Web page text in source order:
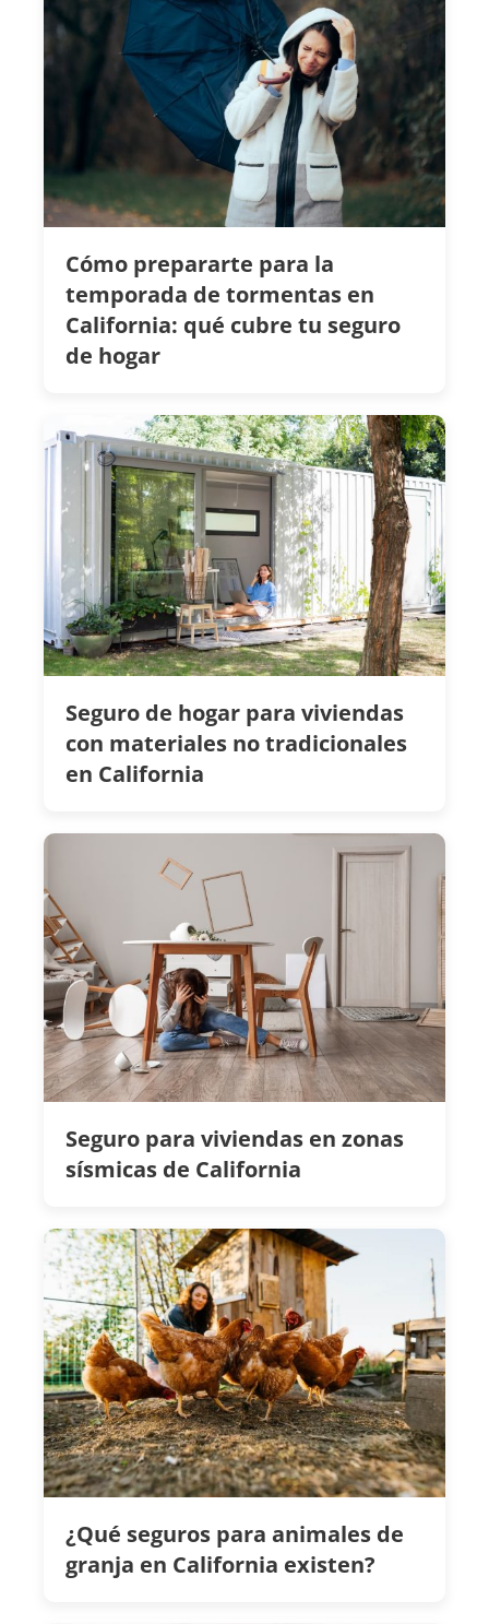
Cómo prepararte para la
temporada de tormentas en
California: qué cubre tu seguro
de hogar
Seguro de hogar para viviendas
con materiales no tradicionales
en California
Seguro para viviendas en zonas
sísmicas de California
¿Qué seguros para animales de
granja en California existen?